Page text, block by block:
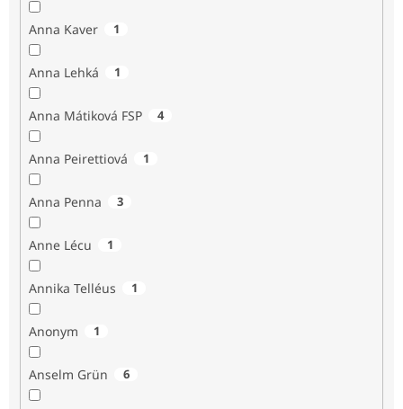
Anna Kaver 1
Anna Lehká 1
Anna Mátiková FSP 4
Anna Peirettiová 1
Anna Penna 3
Anne Lécu 1
Annika Telléus 1
Anonym 1
Anselm Grün 6